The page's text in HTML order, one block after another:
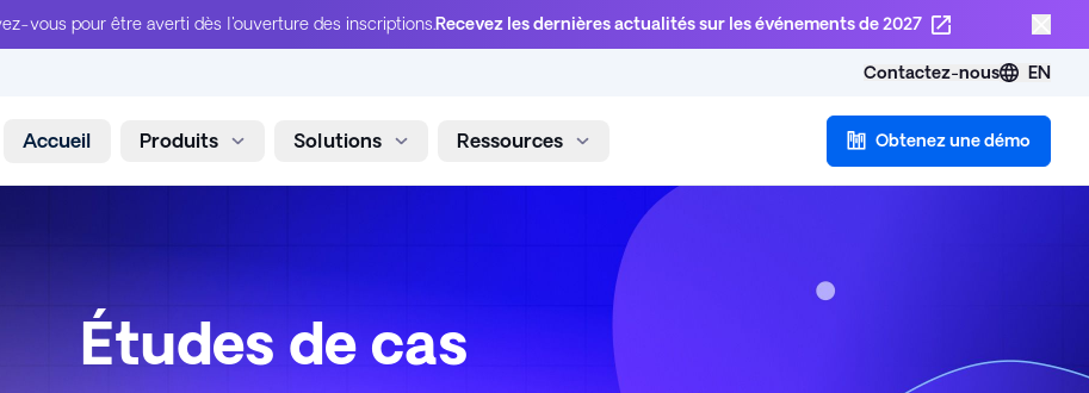
vous pour être averti dès l'ouverture des inscriptions.Recevez les dernières actualités sur les événements de 2027
Contactez-nous EN
Accueil Produits Solutions Ressources Obtenez une démo
Études de cas